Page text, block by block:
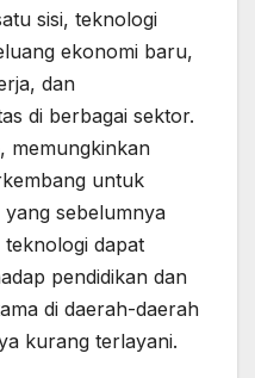
sisi, teknologi
ekonomi baru,
dan
di berbagai sektor.
memungkinkan
untuk
sebelumnya
teknologi dapat
pendidikan dan
di daerah-daerah
kurang terlayani.